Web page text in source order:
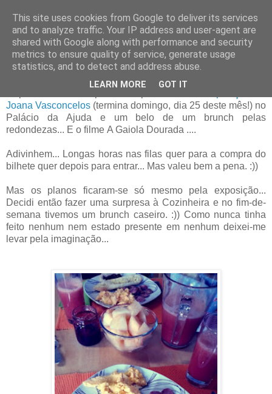
21 agosto 2013
Sumo de melancia e um saboroso
brunch...
Joana Vasconcelos (termina domingo, dia 25 deste mês!) no
Palácio da Ajuda e um belo de um brunch pelas
redondezas... E o filme A Gaiola Dourada ....
Adivinhem... Longas horas nas filas quer para a compra do
bilhete quer depois para entrar... Mas valeu bem a pena. :))
Mas os planos ficaram-se só mesmo pela exposição...
Decidi então fazer uma surpresa à Cozinheira e no fim-de-
semana tivemos um brunch caseiro. :)) Como nunca tinha
feito nenhum nem estado presente em nenhum deixei-me
levar pela imaginação...
This site uses cookies from Google to deliver its services
and to analyze traffic. Your IP address and user-agent are
shared with Google along with performance and security
metrics to ensure quality of service, generate usage
statistics, and to detect and address abuse.
LEARN MORE GOT IT